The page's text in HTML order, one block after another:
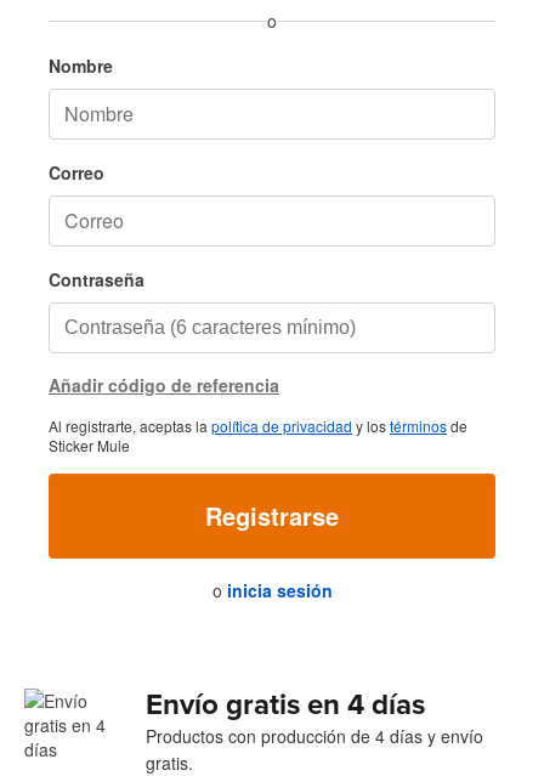
o
Nombre
Correo
Contraseña
Añadir código de referencia
Al registrarte, aceptas la política de privacidad y lostérminosde
Sticker Mule
Registrarse
o inicia sesión
Envío gratis en 4 días
Productos con producción de 4 días y envío
gratis.